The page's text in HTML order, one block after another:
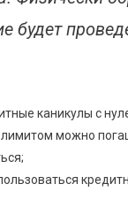
будет
каникулы с
можно